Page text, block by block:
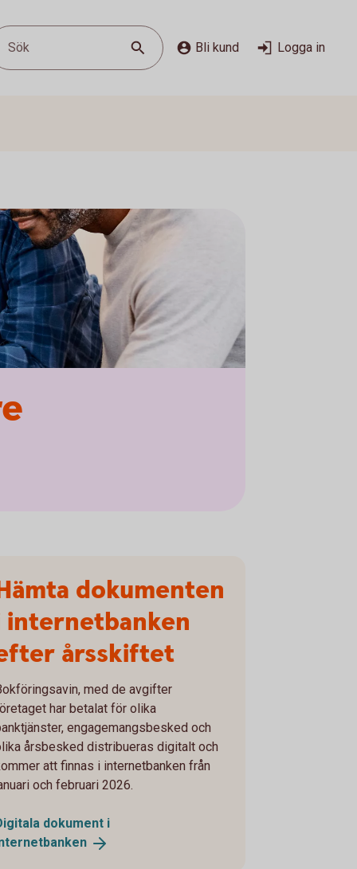
Sök Bli kund Logga in
dokumenten
internetbanken
årsskiftet
med de avgifter
har betalat för olika
engagemangsbesked och
årsbesked distribueras digitalt och
att finnas i internetbanken från
och februari 2026.
dokument i